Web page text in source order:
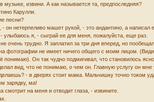
музыке, извини. А как называется та, предпоследняя?
Карулли.
песни?
- он нетерпеливо машет рукой, - это андантино, а написал
я, - сыграй ее для меня, пожалуйста, еще раз.
очень трудно. Я заплатил за три дня вперед, но
фотографии не имеет ничего общего с моим лицом.
понимаю). Он так чудно подмигивал, что становилось
вид, что не понимаю, о чем он. Главную услугу он
- в дверях стоит мама. Мальчишку точно током
зарядку, ма!
смотрит на меня и отводит глаза, - извините.